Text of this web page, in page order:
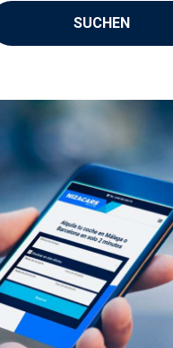
SUCHEN